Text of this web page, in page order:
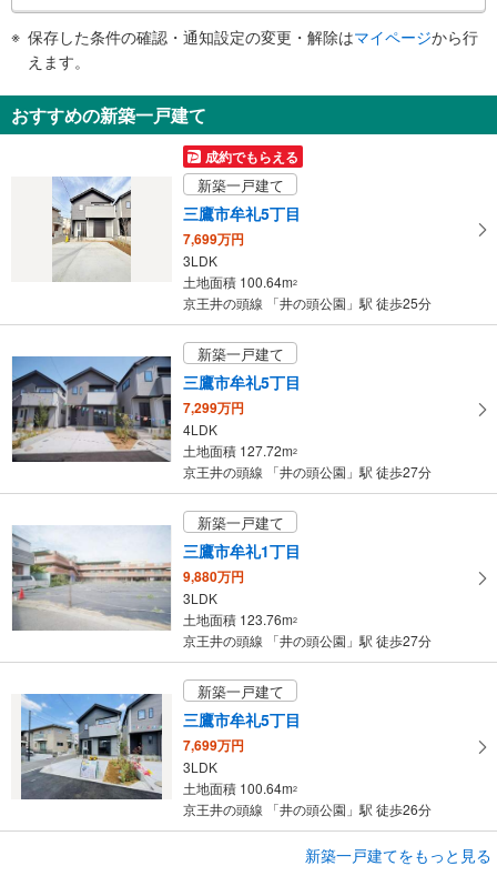
・点字案内（券売機・運賃表・階段手すり）
・ＡＥＤ
知
を
を
イ
ペ
ー
ジ
に
保
す
る
保存した条件の確認・通知設定の変更・解除はマイページから行
えます。
おすすめの新築一戸建て
成約でもらえる
新築一戸建て
三鷹市牟礼5丁目
7,699万円
3LDK
土地面積 100.64m2
京王井の頭線 「井の頭公園」駅 徒歩25分
新築一戸建て
三鷹市牟礼5丁目
7,299万円
4LDK
土地面積 127.72m2
京王井の頭線 「井の頭公園」駅 徒歩27分
新築一戸建て
三鷹市牟礼1丁目
9,880万円
3LDK
土地面積 123.76m2
京王井の頭線 「井の頭公園」駅 徒歩27分
新築一戸建て
三鷹市牟礼5丁目
7,699万円
3LDK
土地面積 100.64m2
京王井の頭線 「井の頭公園」駅 徒歩26分
新築一戸建てをもっと見る